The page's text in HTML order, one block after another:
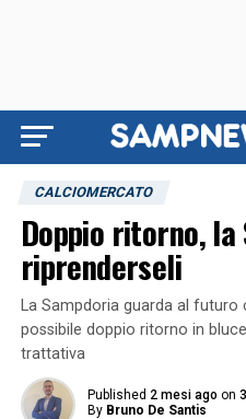
CALCIOMERCATO
Doppio ritorno, la
riprenderseli
La Sampdoria guarda al
possibile doppio ritorno in
trattativa
Published 2 mesi ago on
By Bruno De Santis